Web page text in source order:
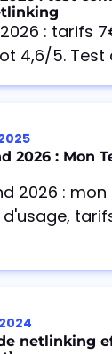
: tarifs
4,6/5. Test
2026 : Mon
2026 :
netlinking